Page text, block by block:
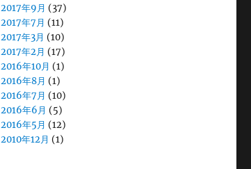
2017年9月 (37)
2017年7月 (11)
2017年3月 (10)
2017年2月 (17)
2016年10月 (1)
2016年8月 (1)
2016年7月 (10)
2016年6月 (5)
2016年5月 (12)
2010年12月 (1)